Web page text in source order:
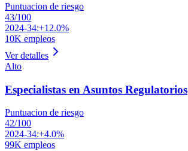
Puntuacion de riesgo
43/100
2024-34:+12.0%
10K empleos
Ver detalles
Alto
Especialistas en Asuntos Regulatorios
Puntuacion de riesgo
42/100
2024-34:+4.0%
99K empleos